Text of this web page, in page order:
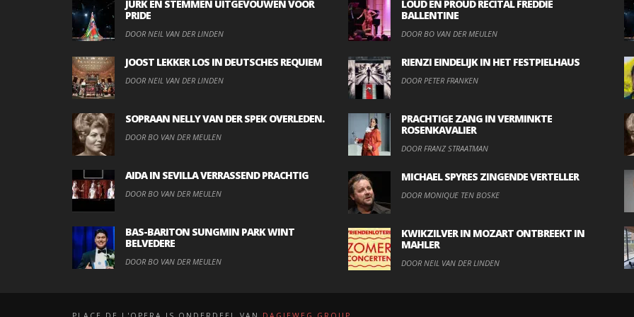
JURK EN STEMMEN UITGEVOUWEN VOOR
PRIDE
DOOR NEIL VAN DER LINDEN
JOOST LEKKER LOS IN DEUTSCHES REQUIEM
DOOR NEIL VAN DER LINDEN
SOPRAAN NELLY VAN DER SPEK OVERLEDEN.
DOOR BO VAN DER MEULEN
AIDA IN SEVILLA VERRASSEND PRACHTIG
DOOR BO VAN DER MEULEN
BAS-BARITON SUNGMIN PARK WINT
BELVEDERE
DOOR BO VAN DER MEULEN
LOUD EN PROUD RECITAL FREDDIE
BALLENTINE
DOOR BO VAN DER MEULEN
RIENZI EINDELIJK IN HET FESTPIELHAUS
DOOR PETER FRANKEN
PRACHTIGE ZANG IN VERMINKTE
ROSENKAVALIER
DOOR FRANZ STRAATMAN
MICHAEL SPYRES ZINGENDE VERTELLER
DOOR MONIQUE TEN BOSKE
KWIKZILVER IN MOZART ONTBREEKT IN
MAHLER
DOOR NEIL VAN DER LINDEN